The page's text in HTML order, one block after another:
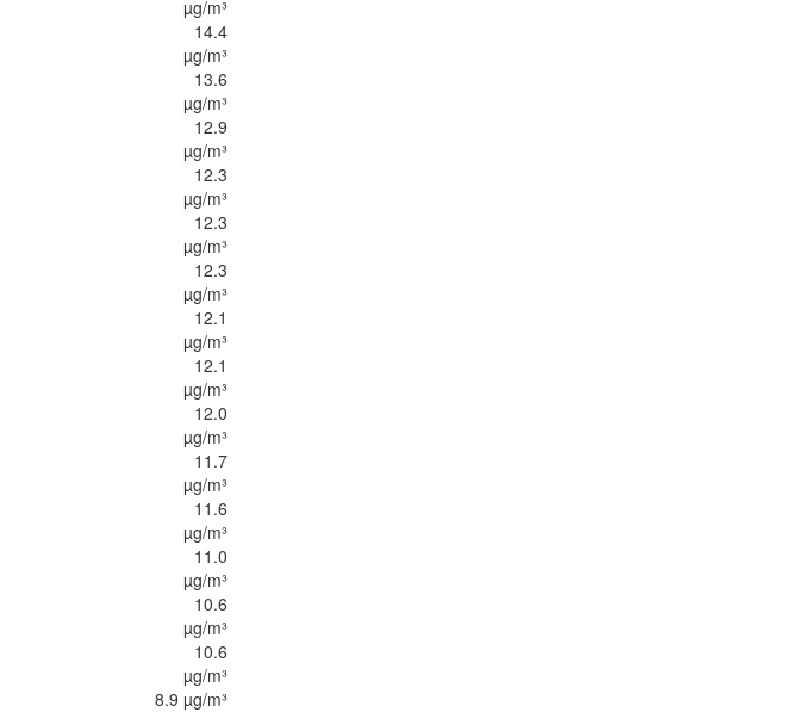
µg/m³
14.4
µg/m³
13.6
µg/m³
12.9
µg/m³
12.3
µg/m³
12.3
µg/m³
12.3
µg/m³
12.1
µg/m³
12.1
µg/m³
12.0
µg/m³
11.7
µg/m³
11.6
µg/m³
11.0
µg/m³
10.6
µg/m³
10.6
µg/m³
8.9 µg/m³